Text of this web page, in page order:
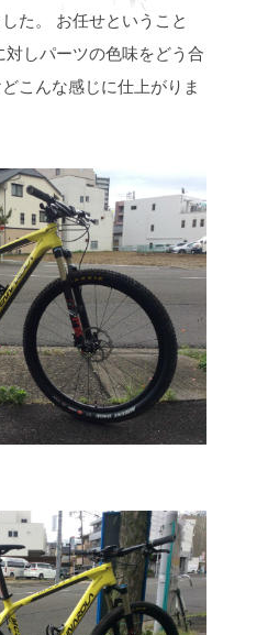
た。 お任せということ
対しパーツの色味をどう合
こんな感じに仕上がりま